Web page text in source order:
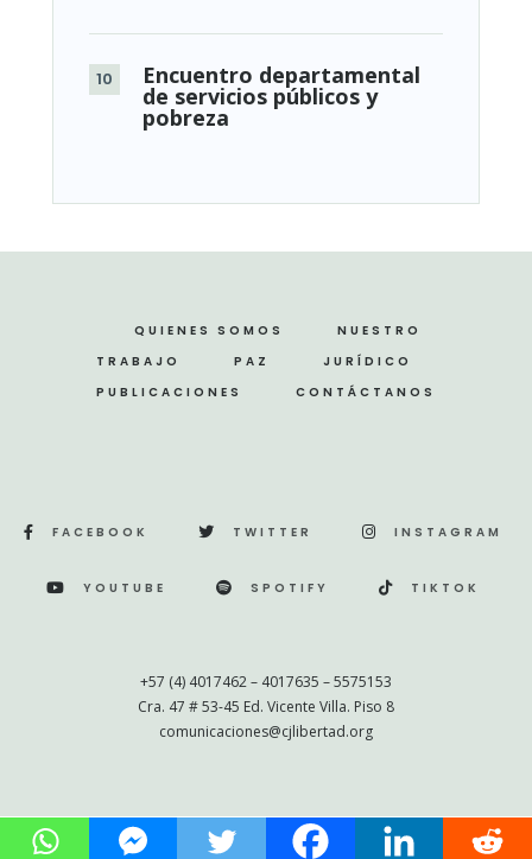
Encuentro departamental
de servicios públicos y
pobreza
QUIENES SOMOS
NUESTRO
TRABAJO
PAZ
JURÍDICO
PUBLICACIONES
CONTÁCTANOS
FACEBOOK TWITTER INSTAGRAM
YOUTUBE SPOTIFY TIKTOK
+57 (4) 4017462 – 4017635 – 5575153
Cra. 47 # 53-45 Ed. Vicente Villa. Piso 8
comunicaciones@cjlibertad.org